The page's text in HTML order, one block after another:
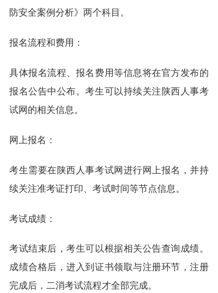
防安全案例分析》两个科目。
报名流程和费用：
具体报名流程、报名费用等信息将在官方发布的
报名公告中公布。考生可以持续关注陕西人事考
试网的相关信息。
网上报名：
考生需要在陕西人事考试网进行网上报名，并持
续关注准考证打印、考试时间等节点信息。
考试成绩：
考试结束后，考生可以根据相关公告查询成绩。
成绩合格后，进入到证书领取与注册环节，注册
完成后，二消考试流程才全部完成。